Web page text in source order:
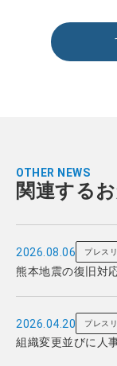
OTHER NEWS
関連する
2026.08.06 プレス
熊本地震の復旧対
2026.04.20 プレス
組織変更並びに人